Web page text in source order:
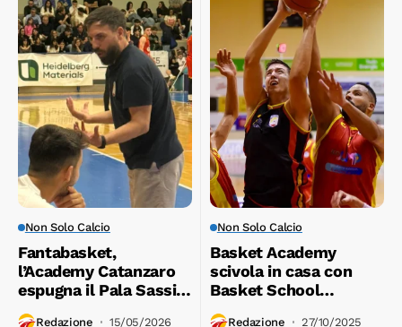
Non Solo Calcio
Fantabasket,
l’Academy Catanzaro
espugna il Pala Sassi,
battendo Matera 69-
Redazione 15/05/2026
Non Solo Calcio
Basket Academy
scivola in casa con
Basket School
Messina 65-83
Redazione 27/10/2025